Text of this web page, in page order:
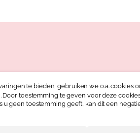
te bieden, gebruiken we o.a. cookies
toestemming te geven voor deze
u geen toestemming geeft, kan dit een